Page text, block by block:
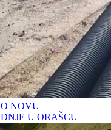
NOVU
U ORAŠCU